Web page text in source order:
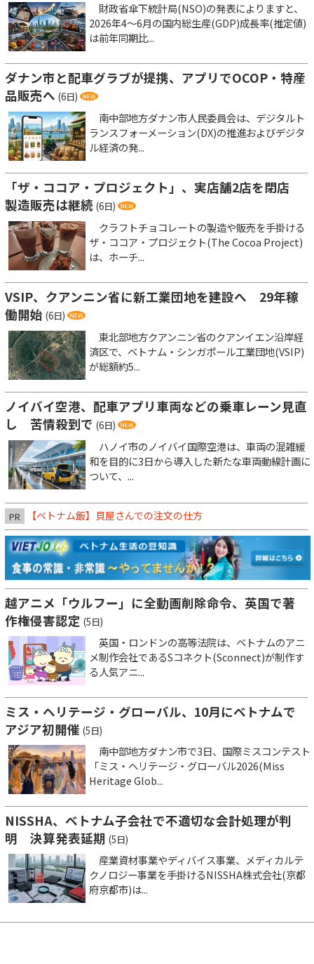
財政省傘下統計局(NSO)の発表によりますと、
2026年4～6月の国内総生産(GDP)成長率(推定値)
は前年同期比...
ダナン市と配車グラブが提携、アプリでOCOP・特産
品販売へ (6日)
南中部地方ダナン市人民委員会は、デジタルト
ランスフォーメーション(DX)の推進およびデジタ
ル経済の発...
「ザ・ココア・プロジェクト」、実店舗2店を閉店
製造販売は継続 (6日)
クラフトチョコレートの製造や販売を手掛ける
ザ・ココア・プロジェクト(The Cocoa Project)
は、ホーチ...
VSIP、クアンニン省に新工業団地を建設へ 29年稼
働開始 (6日)
東北部地方クアンニン省のクアンイエン沿岸経
済区で、ベトナム・シンガポール工業団地(VSIP)
が総額約5...
ノイバイ空港、配車アプリ車両などの乗車レーン見直
し 苦情殺到で (6日)
ハノイ市のノイバイ国際空港は、車両の混雑緩
和を目的に3日から導入した新たな車両動線計画に
ついて、...
PR 【ベトナム飯】貝屋さんでの注文の仕方
越アニメ「ウルフー」に全動画削除命令、英国で著
作権侵害認定 (5日)
英国・ロンドンの高等法院は、ベトナムのアニ
メ制作会社であるSコネクト(Sconnect)が制作す
る人気アニ...
ミス・ヘリテージ・グローバル、10月にベトナムで
アジア初開催 (5日)
南中部地方ダナン市で3日、国際ミスコンテスト
「ミス・ヘリテージ・グローバル2026(Miss
Heritage Glob...
NISSHA、ベトナム子会社で不適切な会計処理が判
明 決算発表延期 (5日)
産業資材事業やディバイス事業、メディカルテ
クノロジー事業を手掛けるNISSHA株式会社(京都
府京都市)は...